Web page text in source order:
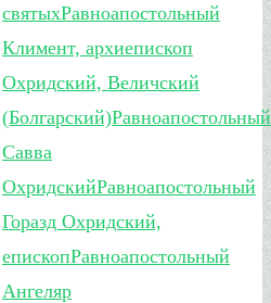
святыхРавноапостольный
Климент, архиепископ
Охридский, Величский
(Болгарский)Равноапостольный
Савва
ОхридскийРавноапостольный
Горазд Охридский,
епископРавноапостольный
Ангеляр